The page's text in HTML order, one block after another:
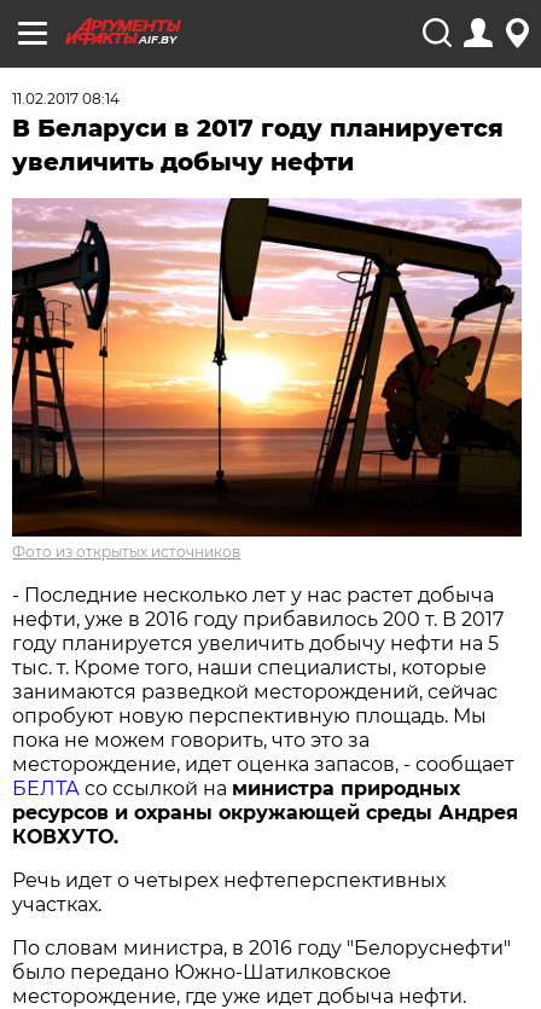
AIF.BY
11.02.2017 08:14
В Беларуси в 2017 году планируется
увеличить добычу нефти
Фото из открытых источников
- Последние несколько лет у нас растет добыча
нефти, уже в 2016 году прибавилось 200 т. В 2017
году планируется увеличить добычу нефти на 5
тыс. т. Кроме того, наши специалисты, которые
занимаются разведкой месторождений, сейчас
опробуют новую перспективную площадь. Мы
пока не можем говорить, что это за
месторождение, идет оценка запасов, - сообщает
БЕЛТА со ссылкой на министра природных
ресурсов и охраны окружающей среды Андрея
КОВХУТО.
Речь идет о четырех нефтеперспективных
участках.
По словам министра, в 2016 году "Белоруснефти"
было передано Южно-Шатилковское
месторождение, где уже идет добыча нефти.